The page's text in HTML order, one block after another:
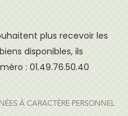
plus recevoir les
disponibles, ils
: 01.49.76.50.40
À CARACTÈRE PERSONNEL